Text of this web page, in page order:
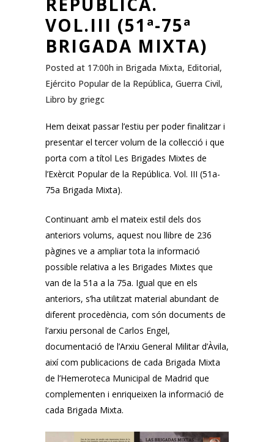
VOL.III (51ª-75ª
BRIGADA MIXTA)
Posted at 17:00h in Brigada Mixta, Editorial,
Ejército Popular de la República, Guerra Civil,
Libro by griegc
Hem deixat passar l’estiu per poder finalitzar i
presentar el tercer volum de la col·lecció i que
porta com a títol Les Brigades Mixtes de
l’Exèrcit Popular de la República. Vol. III (51a-
75a Brigada Mixta).
Continuant amb el mateix estil dels dos
anteriors volums, aquest nou llibre de 236
pàgines ve a ampliar tota la informació
possible relativa a les Brigades Mixtes que
van de la 51a a la 75a. Igual que en els
anteriors, s’ha utilitzat material abundant de
diferent procedència, com són documents de
l’arxiu personal de Carlos Engel,
documentació de l’Arxiu General Militar d’Àvila,
així com publicacions de cada Brigada Mixta
de l’Hemeroteca Municipal de Madrid que
complementen i enriqueixen la informació de
cada Brigada Mixta.